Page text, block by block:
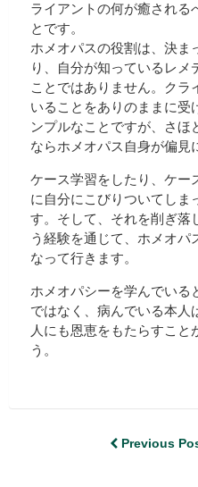
ライアントの何が癒される
とです。
ホメオパスの役割は、決ま
り、自分が知っているレメ
ことではありません。クラ
いることをありのままに受
ンプルなことですが、さほ
ならホメオパス自身が偏見
ケース学習をしたり、ケー
に自分にこびりついてしま
す。そして、それを削ぎ落
う経験を通じて、ホメオパ
なって行きます。
ホメオパシーを学んでいる
ではなく、病んでいる本人
人にも恩恵をもたらすこと
う。
Previous